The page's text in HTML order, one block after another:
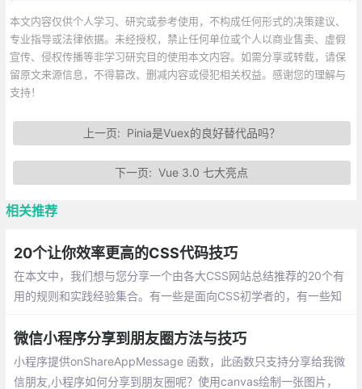
本文内容仅供个人学习、研究或参考使用，不构成任何形式的决策建议、
专业指导或法律依据。未经授权，禁止任何单位或个人以商业售卖、虚假
宣传、侵权传播等非学习研究目的使用本文内容。如需分享或转载，请保
留原文来源信息，不得篡改、删减内容或侵犯相关权益。感谢您的理解与
支持！
上一页: Pinia是Vuex的良好替代品吗？
下一页:Vue 3.0 七大亮点
相关推荐
20个让你效率更高的CSS代码技巧
在本文中，我们想与您分享一个由各大CSS网站总结推荐的20个有
用的规则和实践经验集合。有一些是面向CSS初学者的，有一些知
知识
微信小程序分享到朋友圈方法与技巧
小程序提供onShareAppMessage 函数，此函数只支持分享给我微
信朋友,小程序如何分享到朋友圈呢？使用canvas绘制一张图片，